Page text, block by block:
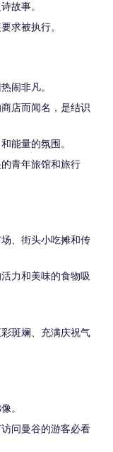
故事。
求被执行。
闹非凡。
店而闻名，是结识
能量的氛围。
青年旅馆和旅行
、街头小吃摊和传
力和美味的食物吸
斑斓、充满庆祝气
。
问曼谷的游客必看